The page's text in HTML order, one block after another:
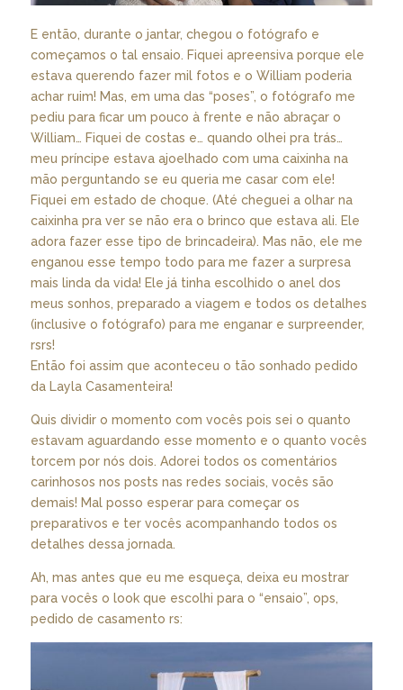
E então, durante o jantar, chegou o fotógrafo e
começamos o tal ensaio. Fiquei apreensiva porque ele
estava querendo fazer mil fotos e o William poderia
achar ruim! Mas, em uma das “poses”, o fotógrafo me
pediu para ficar um pouco à frente e não abraçar o
William… Fiquei de costas e… quando olhei pra trás…
meu príncipe estava ajoelhado com uma caixinha na
mão perguntando se eu queria me casar com ele!
Fiquei em estado de choque. (Até cheguei a olhar na
caixinha pra ver se não era o brinco que estava ali. Ele
adora fazer esse tipo de brincadeira). Mas não, ele me
enganou esse tempo todo para me fazer a surpresa
mais linda da vida! Ele já tinha escolhido o anel dos
meus sonhos, preparado a viagem e todos os detalhes
(inclusive o fotógrafo) para me enganar e surpreender,
rsrs!
Então foi assim que aconteceu o tão sonhado pedido
da Layla Casamenteira!
Quis dividir o momento com vocês pois sei o quanto
estavam aguardando esse momento e o quanto vocês
torcem por nós dois. Adorei todos os comentários
carinhosos nos posts nas redes sociais, vocês são
demais! Mal posso esperar para começar os
preparativos e ter vocês acompanhando todos os
detalhes dessa jornada.
Ah, mas antes que eu me esqueça, deixa eu mostrar
para vocês o look que escolhi para o “ensaio”, ops,
pedido de casamento rs: